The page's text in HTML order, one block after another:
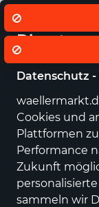
Wir
Dienste
verbessern.
Datenschutz
Cookies und
Plattformen
Performance
Zukunft
sammeln wir
Alle Kategorien
Einkaufen im
Schönheit